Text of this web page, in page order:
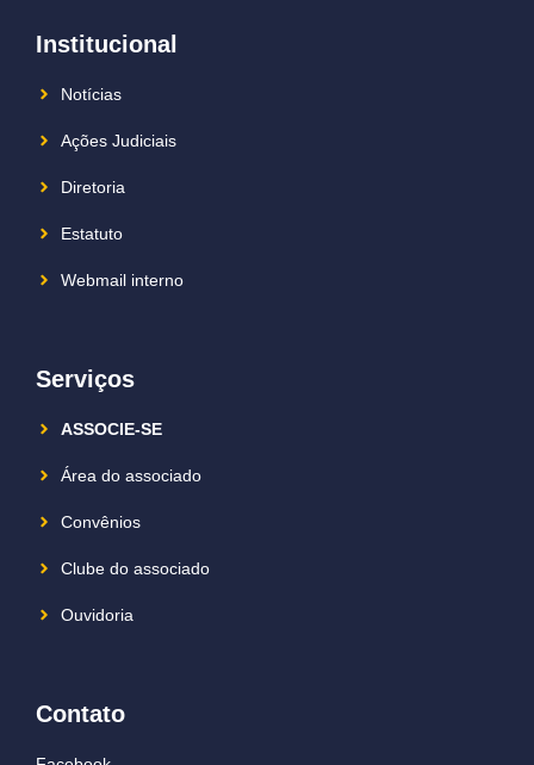
Institucional
Notícias
Ações Judiciais
Diretoria
Estatuto
Webmail interno
Serviços
ASSOCIE-SE
Área do associado
Convênios
Clube do associado
Ouvidoria
Contato